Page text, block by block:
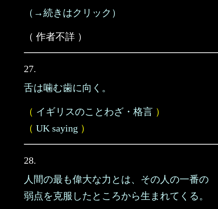
（→続きはクリック）
（ 作者不詳 ）
27.
舌は噛む歯に向く。
（ イギリスのことわざ・格言 ）
（ UK saying ）
28.
人間の最も偉大な力とは、その人の一番の
弱点を克服したところから生まれてくる。